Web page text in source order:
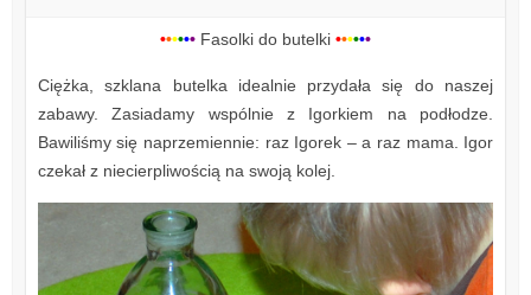
•••••• Fasolki do butelki ••••••
Ciężka, szklana butelka idealnie przydała się do naszej
zabawy. Zasiadamy wspólnie z Igorkiem na podłodze.
Bawiliśmy się naprzemiennie: raz Igorek – a raz mama. Igor
czekał z niecierpliwością na swoją kolej.